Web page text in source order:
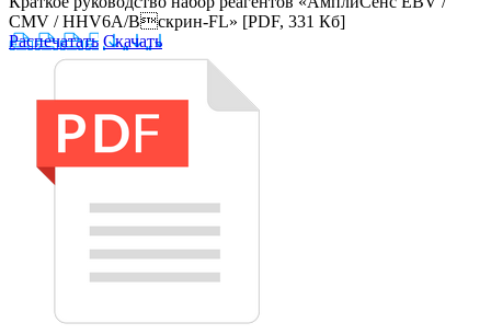
CMV / HHV6A/Bcкрин-FL» [PDF, 331 Кб]
Распечатать Скачать